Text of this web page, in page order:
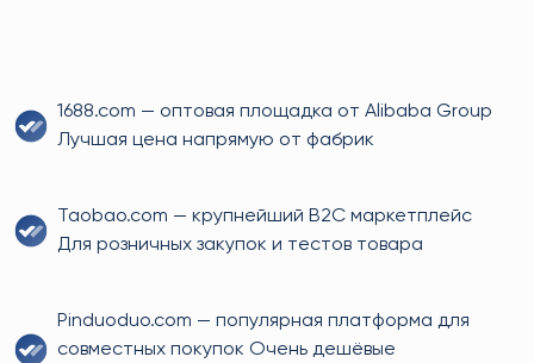
1688.com — оптовая площадка от Alibaba Group
Лучшая цена напрямую от фабрик
Taobao.com — крупнейший B2C маркетплейс
Для розничных закупок и тестов товара
Pinduoduo.com — популярная платформа для
совместных покупок Очень дешёвые